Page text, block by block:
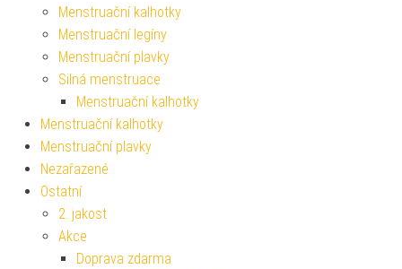
Menstruační kalhotky
Menstruační legíny
Menstruační plavky
Silná menstruace
Menstruační kalhotky
Menstruační kalhotky
Menstruační plavky
Nezařazené
Ostatní
2. jakost
Akce
Doprava zdarma